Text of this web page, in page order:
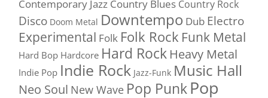
Contemporary Jazz Country Blues Country Rock
Disco Doom Metal Downtempo Dub Electro
Experimental Folk Folk Rock Funk Metal
Hard Bop Hardcore Hard Rock Heavy Metal
Indie Pop Indie Rock Jazz-Funk Music Hall
Neo Soul New Wave Pop PunkPop